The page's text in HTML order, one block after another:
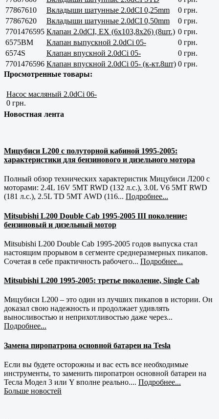
77867610
Вкладыши шатунные 2.0dCI 0,25mm
0 грн.
77867620
Вкладыши шатунные 2.0dCI 0,50mm
0 грн.
7701476595 Клапан 2.0dCI, EX (6x103,8x26) (8шт.) 0 грн.
6575BM
Клапан выпускной 2.0dCi 05-
0 грн.
6574S
Клапан впускной 2.0dCi 05-
0 грн.
7701476596 Клапан впускной 2.0dCi 05- (к-кт.8шт) 0 грн.
Просмотренные товары:
Насос масляный 2.0dCi 06-
0 грн.
Новостная лента
Мицубиси L200 с полуторной кабиной 1995-2005:
характеристики для бензинового и дизельного мотора
Полный обзор технических характеристик Мицубиси Л200 с
моторами: 2.4L 16V 5MT RWD (132 л.с.), 3.0L V6 5MT RWD
(181 л.с.), 2.5L TD 5MT AWD (116... Подробнее...
Mitsubishi L200 Double Cab 1995-2005 III поколение:
бензиновый и дизельный мотор
Mitsubishi L200 Double Cab 1995-2005 годов выпуска стал
настоящим прорывом в сегменте среднеразмерных пикапов.
Сочетая в себе практичность рабочего... Подробнее...
Mitsubishi L200 1995-2005: третье поколение, Single Cab
Мицубиси L200 – это один из лучших пикапов в истории. Он
доказал свою надежность и продолжает удивлять
выносливостью и неприхотливостью даже через...
Подробнее...
Замена пиропатрона основной батареи на Tesla
Если вы будете осторожны и вас есть все необходимые
инструменты, то заменить пиропатрон основной батареи на
Тесла Модел 3 или Y вполне реально.... Подробнее...
Больше новостей